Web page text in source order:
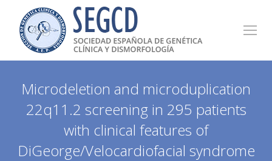
Microdeletion and microduplication
22q11.2 screening in 295 patients
with clinical features of
DiGeorge/Velocardiofacial syndrome